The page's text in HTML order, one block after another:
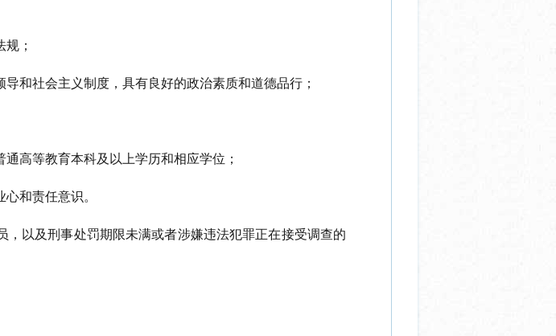
规 ；
和社会主义制度，具有良好的政治素质和道德品行；
高等教育本科及以上学历和相应学位；
心和责任意识。
，以及刑事处罚期限未满或者涉嫌违法犯罪正在接受调查的